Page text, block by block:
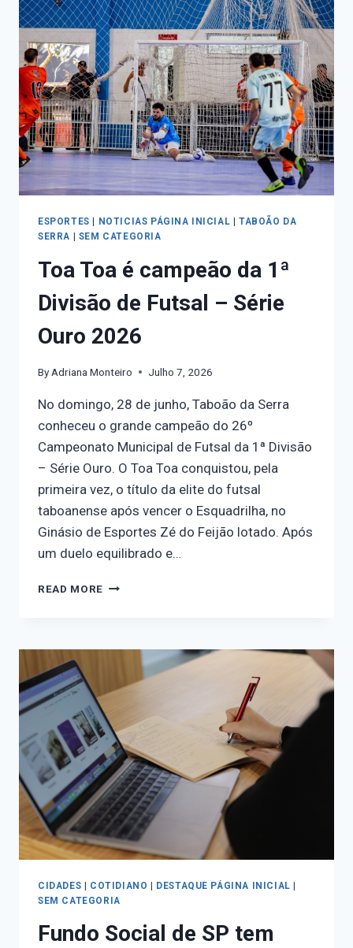
ESPORTES NOTICIAS PÁGINA INICIAL |TABOÃO DA
SERRA
SEM CATEGORIA
Toa Toa é campeão da 1ª
Divisão de Futsal – Série
Ouro 2026
By Adriana Monteiro Julho 7, 2026
No domingo, 28 de junho, Taboão da Serra
conheceu o grande campeão do 26º
Campeonato Municipal de Futsal da 1ª Divisão
– Série Ouro. O Toa Toa conquistou, pela
primeira vez, o título da elite do futsal
taboanense após vencer o Esquadrilha, no
Ginásio de Esportes Zé do Feijão lotado. Após
um duelo equilibrado e…
READ MORE
CIDADES | COTIDIANO | DESTAQUE PÁGINA INICIAL |
SEM CATEGORIA
Fundo Social de SP tem